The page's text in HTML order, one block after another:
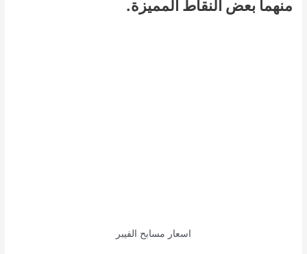
منهما بعض النقاط المميزة.
اسعار مسابح الفيبر